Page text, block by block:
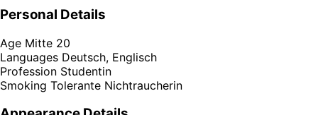
Personal Details
Age Mitte 20
Languages Deutsch, Englisch
Profession Studentin
Smoking Tolerante Nichtraucherin